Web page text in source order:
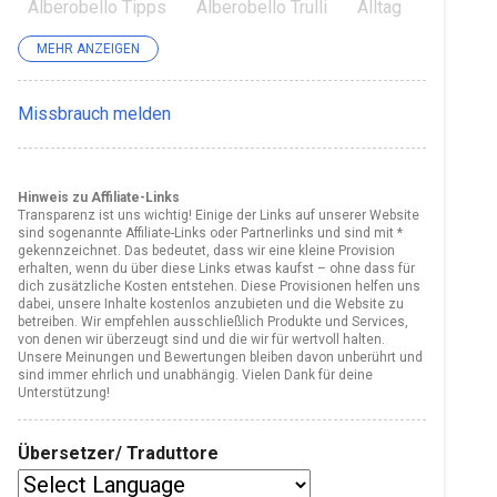
Alberobello Tipps
Alberobello Trulli
Alltag
Alltag früher
Alpine Coaster
amatriciana
apulien
Apulien Pasta
Armut
Attraktion
Basilikata Küche
Biodiversität
bucatini Burrata
Caprese
Castelmezzano
Cime di Rape
Dankbarkeit
Deutschland
Dolce Vita
Dolomiti Lucane
einfache Rezepte
endemic
Erinnerung
Familie
Familienrezepte Italien
Familienunternehmen
MEHR ANZEIGEN
Missbrauch melden
Hinweis zu Affiliate-Links
Transparenz ist uns wichtig! Einige der Links auf unserer Website
sind sogenannte Affiliate-Links oder Partnerlinks und sind mit *
gekennzeichnet. Das bedeutet, dass wir eine kleine Provision
erhalten, wenn du über diese Links etwas kaufst – ohne dass für
dich zusätzliche Kosten entstehen. Diese Provisionen helfen uns
dabei, unsere Inhalte kostenlos anzubieten und die Website zu
betreiben. Wir empfehlen ausschließlich Produkte und Services,
von denen wir überzeugt sind und die wir für wertvoll halten.
Unsere Meinungen und Bewertungen bleiben davon unberührt und
sind immer ehrlich und unabhängig. Vielen Dank für deine
Unterstützung!
Übersetzer/ Traduttore